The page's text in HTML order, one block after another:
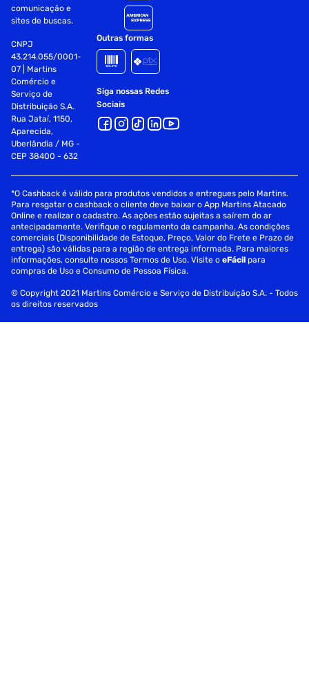
comunicação e
sites de buscas.
CNPJ
43.214.055/0001-
07 | Martins
Comércio e
Serviço de
Distribuição S.A.
Rua Jataí, 1150,
Aparecida,
Uberlândia / MG -
CEP 38400 - 632
Outras formas
Siga nossas Redes
Sociais
*O Cashback é válido para produtos vendidos e entregues pelo Martins.
Para resgatar o cashback o cliente deve baixar o App Martins Atacado
Online e realizar o cadastro. As ações estão sujeitas a saírem do ar
antecipadamente. Verifique o regulamento da campanha. As condições
comerciais (Disponibilidade de Estoque, Preço, Valor do Frete e Prazo de
entrega) são válidas para a região de entrega informada. Para maiores
informações, consulte nossos Termos de Uso. Visite oeFácil para
compras de Uso e Consumo de Pessoa Física.
© Copyright 2021 Martins Comércio e Serviço de Distribuição S.A. - Todos
os direitos reservados